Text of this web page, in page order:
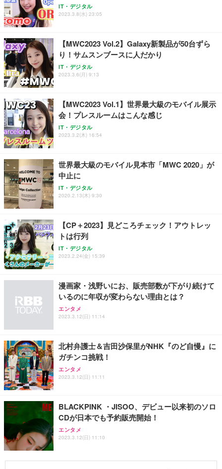
ワーク チェア 強化バックレスト 30度ロッキング機
能 人間工学 椅子 腰サポート 90度跳ね上げ式アーム
ョン PCチェア 通気性メッシュ ゲーミング/勉強/事
務用 おしゃれ パソコンチェア (ブラック)
Sezlife オフィスチェア デスクチェア 疲れない テレ
ワーク チェア 強化バックレスト 30度ロッキング機
能 人間工学 椅子 腰サポート 90度跳ね上げ式アーム
務用 おしゃれ パソコンチェア (ホワイト)
ANDWINT オフィスチェア デスクチェア 肘なし メ
ッシュ 通気性 ランバーサポート付き 腰サポート ガ
ス圧無段階昇降 360度回転 キャスター付き コンパク
【純正品】27"ゲーミングモニター DualSense 充電
フック付き（CFI-ZDM1J）
【整備済み品】Dell E2724HS 27インチ 液晶モニタ
ー フルHD（1920×1080）VA 非光沢 HDMI/DisplayP
ort/VGA スピーカー内蔵 高さ調整 スイベル VESA対
【MiniLED/24.5inch/280Hz/FHD】GRAPHT THE S
HOOTER Gaming Monitor 24” Essential ゲーミン
グモニター QD 24.5インチ 1ms FHD 量子ドット 残
ネオ・ルーライフ ネオ・オムツ L 中型犬用 26枚入
り 単品
Smart Basic(スマートベーシック) 【Amazon.co.jp
限定】 Smart Basic アイリスオーヤマ ペットシーツ
超厚型 お徳用 ワイド 100枚入 (x 1) (ケース販売)
アイリスオーヤマ ペットシーツ 超厚型 お徳用 レギ
ュラー 200枚入【Amazon.co.jp限定】
IT・デジタル
2023.3.8(水) 23:05
【MWC2023 Vol.2】Galaxy新製品が50台ずら
り！サムスンブースに人だかり
IT・デジタル
2023.3.6(月) 9:13
【MWC2023 Vol.1】世界最大級のモバイル展示
会！プレスルームはこんな感じ
IT・デジタル
2023.3.2(木) 16:54
世界最大級のモバイル見本市「MWC 2020」が
中止に
IT・デジタル
2020.2.13(木) 9:30
【CP＋2023】見どころチェック！アウトレッ
トは行列
IT・デジタル
2023.2.24(金) 15:39
漫画家・浅野いにお、販売部数が下がり続けて
いるのに年収が変わらない理由とは？
エンタメ
2023.3.12(日) 11:14
北村弁護士＆吉田沙保里がNHK『のど自慢』に
ガチンコ挑戦！
エンタメ
2023.3.12(日) 11:11
BLACKPINK ・JISOO、デビュー以来初のソロ
CDが日本でも予約販売開始！
エンタメ
2023.3.12(日) 11:10